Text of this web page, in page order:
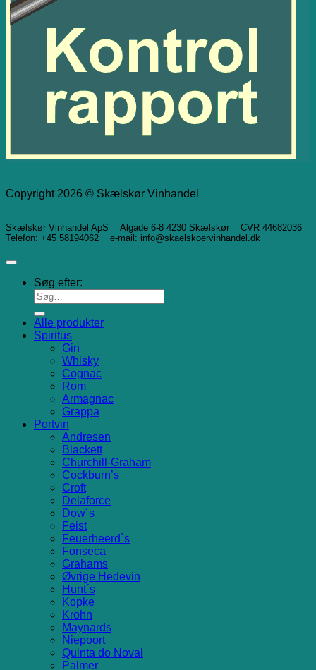
Copyright 2026 © Skælskør Vinhandel
Skælskør Vinhandel ApS Algade 6-8 4230 Skælskør CVR 44682036
Telefon: +45 58194062 e-mail: info@skaelskoervinhandel.dk
Søg efter:
Alle produkter
Spiritus
Gin
Whisky
Cognac
Rom
Armagnac
Grappa
Portvin
Andresen
Blackett
Churchill-Graham
Cockburn’s
Croft
Delaforce
Dow´s
Feist
Feuerheerd`s
Fonseca
Grahams
Øvrige Hedevin
Hunt´s
Kopke
Krohn
Maynards
Niepoort
Quinta do Noval
Palmer